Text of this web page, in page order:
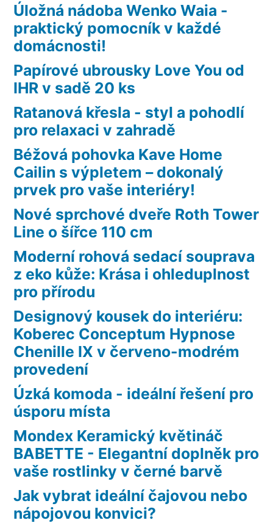
Úložná nádoba Wenko Waia -
praktický pomocník v každé
domácnosti!
Papírové ubrousky Love You od
IHR v sadě 20 ks
Ratanová křesla - styl a pohodlí
pro relaxaci v zahradě
Béžová pohovka Kave Home
Cailin s výpletem – dokonalý
prvek pro vaše interiéry!
Nové sprchové dveře Roth Tower
Line o šířce 110 cm
Moderní rohová sedací souprava
z eko kůže: Krása i ohleduplnost
pro přírodu
Designový kousek do interiéru:
Koberec Conceptum Hypnose
Chenille IX v červeno-modrém
provedení
Úzká komoda - ideální řešení pro
úsporu místa
Mondex Keramický květináč
BABETTE - Elegantní doplněk pro
vaše rostlinky v černé barvě
Jak vybrat ideální čajovou nebo
nápojovou konvici?